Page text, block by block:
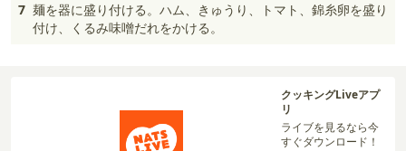
7 麺を器に盛り付ける。ハム、きゅうり、トマト、錦糸卵を盛り
付け、くるみ味噌だれをかける。
クッキングLiveアプ
リ
ライブを見るなら今
すぐダウンロード！